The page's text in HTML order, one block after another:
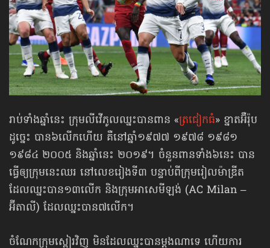
រាប់ទាំងឆ្នាំនេះ ក្រុមលីវើភូលឈ្នះបានពាន «ត្រជៀកធំ» ខ្នាតអ៊ឺរ៉ុប
ដូច្នេះ បាន៦លើកហើយ គឺនៅឆ្នាំ១៩៧៧ ១៩៧៨ ១៩៨១
១៩៨៤ ២០០៥ និងឆ្នាំនេះ ២០១៩។ ចំនួនពានទាំង៦នេះ បាន
ធ្វើឲ្យក្រុមនេះឈរ នៅលេខរៀងទី៣ បន្ទាប់ពីក្រុមរៀលម៉ាឌ្រីត
ដែលឈ្នះបាន១៣លើក និងក្រុមអាសេមីឡង់ (AC Milan –
អ៊ីតាលី) ដែលឈ្នះបាន៧លើក។
ចំណែកក្រុមស្ពៀរវិញ មិនដែលឈ្នះបានម្ដងណាទេ ហើយការ